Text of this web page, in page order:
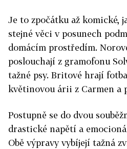
Je to zpočátku až komické,
stejné věci v posunech
domácím prostředím.
poslouchají z gramofonu
tažné psy. Britové hrají
květinovou árii z Carmen a
Postupně se do dvou
drastické napětí a
Obě výpravy vybíjejí tažná